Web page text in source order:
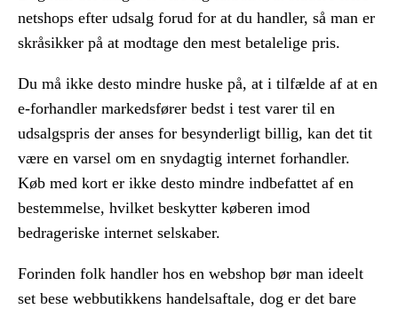
netshops efter udsalg forud for at du handler, så man er
skråsikker på at modtage den mest betalelige pris.
Du må ikke desto mindre huske på, at i tilfælde af at en
e-forhandler markedsfører bedst i test varer til en
udsalgspris der anses for besynderligt billig, kan det tit
være en varsel om en snydagtig internet forhandler.
Køb med kort er ikke desto mindre indbefattet af en
bestemmelse, hvilket beskytter køberen imod
bedrageriske internet selskaber.
Forinden folk handler hos en webshop bør man ideelt
set bese webbutikkens handelsaftale, dog er det bare